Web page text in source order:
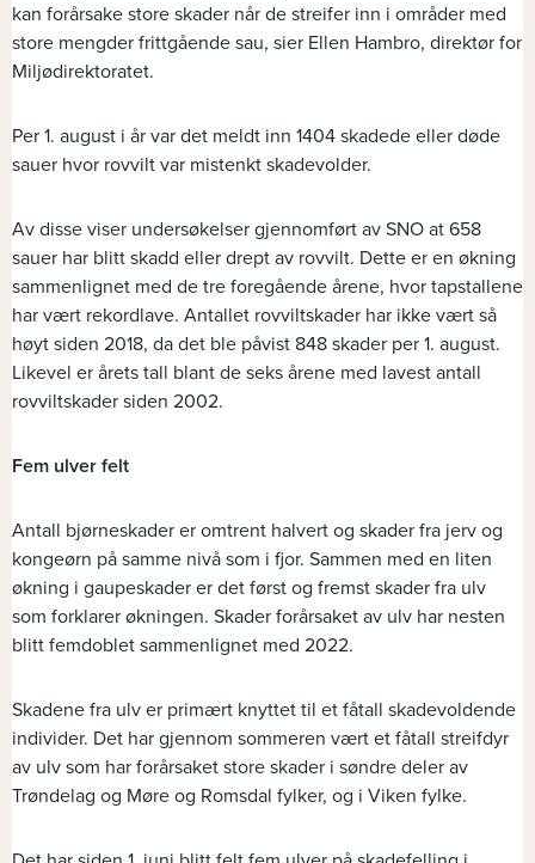
kan forårsake store skader når de streifer inn i områder med
store mengder frittgående sau, sier Ellen Hambro, direktør for
Miljødirektoratet.
Per 1. august i år var det meldt inn 1404 skadede eller døde
sauer hvor rovvilt var mistenkt skadevolder.
Av disse viser undersøkelser gjennomført av SNO at 658
sauer har blitt skadd eller drept av rovvilt. Dette er en økning
sammenlignet med de tre foregående årene, hvor tapstallene
har vært rekordlave. Antallet rovviltskader har ikke vært så
høyt siden 2018, da det ble påvist 848 skader per 1. august.
Likevel er årets tall blant de seks årene med lavest antall
rovviltskader siden 2002.
Fem ulver felt
Antall bjørneskader er omtrent halvert og skader fra jerv og
kongeørn på samme nivå som i fjor. Sammen med en liten
økning i gaupeskader er det først og fremst skader fra ulv
som forklarer økningen. Skader forårsaket av ulv har nesten
blitt femdoblet sammenlignet med 2022.
Skadene fra ulv er primært knyttet til et fåtall skadevoldende
individer. Det har gjennom sommeren vært et fåtall streifdyr
av ulv som har forårsaket store skader i søndre deler av
Trøndelag og Møre og Romsdal fylker, og i Viken fylke.